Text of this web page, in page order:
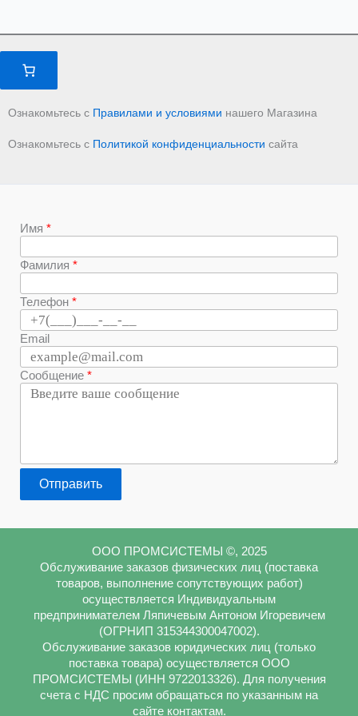
Ознакомьтесь с Правилами и условиями нашего Магазина
Ознакомьтесь с Политикой конфиденциальности сайта
Имя
Фамилия
Телефон
Email
Сообщение
Отправить
ООО ПРОМСИСТЕМЫ ©, 2025
Обслуживание заказов физических лиц (поставка
товаров, выполнение сопутствующих работ)
осуществляется Индивидуальным
предпринимателем Ляпичевым Антоном Игоревичем
(ОГРНИП 315344300047002).
Обслуживание заказов юридических лиц (только
поставка товара) осуществляется ООО
ПРОМСИСТЕМЫ (ИНН 9722013326). Для получения
счета с НДС просим обращаться по указанным на
сайте контактам.